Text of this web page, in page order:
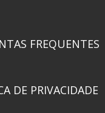
FREQUENTES
DE PRIVACIDADE